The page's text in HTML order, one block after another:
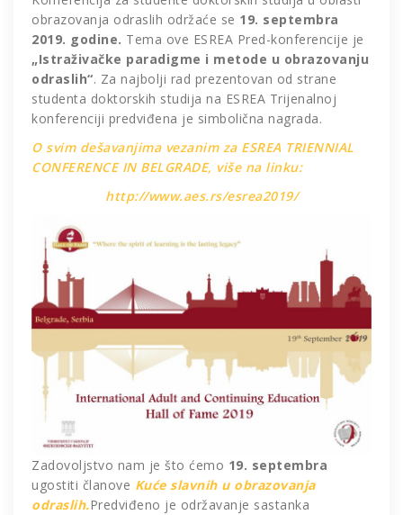
obrazovanja odraslih održaće se 19. septembra
2019. godine. Tema ove ESREA Pred-konferencije je
„Istraživačke paradigme i metode u obrazovanju
odraslih“. Za najbolji rad prezentovan od strane
studenta doktorskih studija na ESREA Trijenalnoj
konferenciji predviđena je simbolična nagrada.
O svim dešavanjima vezanim za ESREA TRIENNIAL
CONFERENCE IN BELGRADE, više na linku:
http://www.aes.rs/esrea2019/
Zadovoljstvo nam je što ćemo 19. septembra
ugostiti članove Kuće slavnih u obrazovanja
odraslih.Predviđeno je održavanje sastanka